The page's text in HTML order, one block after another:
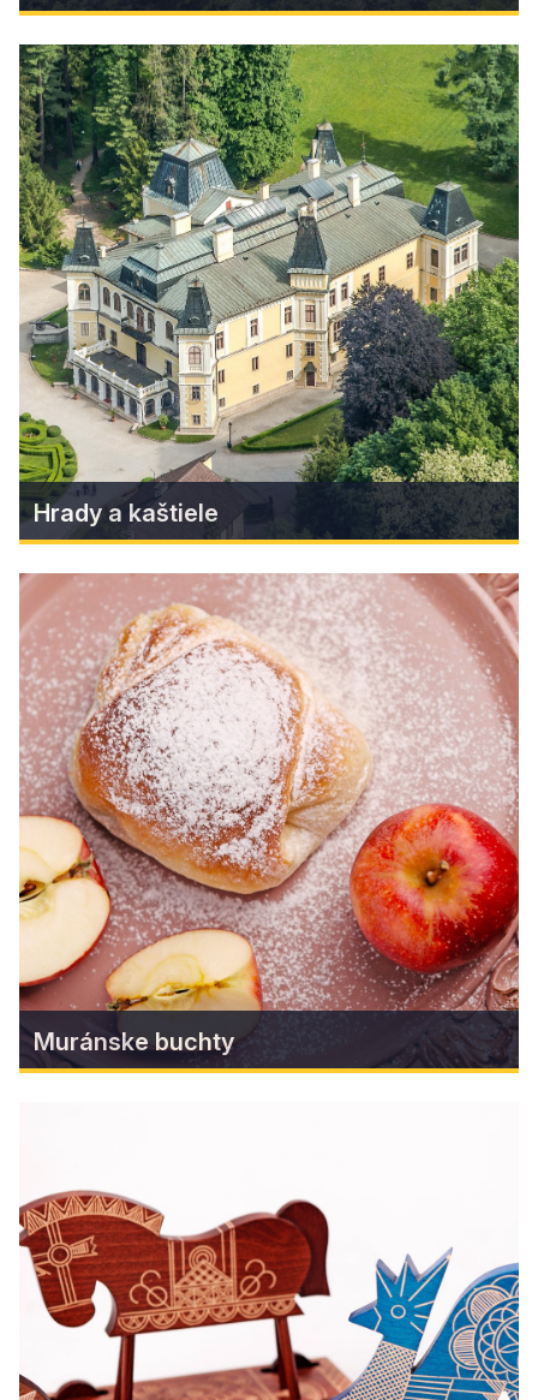
Rozhľadne a vyhliadky na Gemeri
Turistov priťahujú ako magnet strelku kompasu,
rodinám poskytujú cieľ prechádzok, putujúcim
romantikom nezabudnuteľné zážitky, pre
všetkých poskytujú možnosť vystúpiť vyššie a
získať tak nadhľad nad krajinou, nad ľuďmi, nad
životom...
Zistiť viac
Hrady a kaštiele
Hrady a kaštiele
Spoznajte svedkov dávnych čias v regióne
Gemera a Malohontu
Zistiť viac
Muránske buchty
Muránske buchty
Vychýrená, široko-ďaleko známa regionálna
pochúťka. Viackrát prekladané kysnuté cesto v
sebe ukrýva bohatú sladkú náplň. Muránske
buchty sa dnes pečú s rôznymi náplňami –
lekvárové, makové, nugátové, orechové,
višňové, čučoriedkové, tvarohové, jahodové,